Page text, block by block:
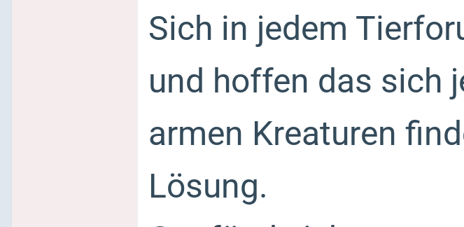
Sich in jedem
und hoffen das sich
armen Kreaturen
Lösung.